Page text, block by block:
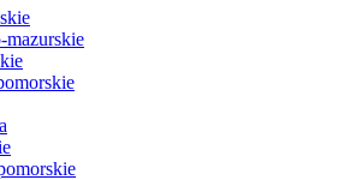
mazurskie